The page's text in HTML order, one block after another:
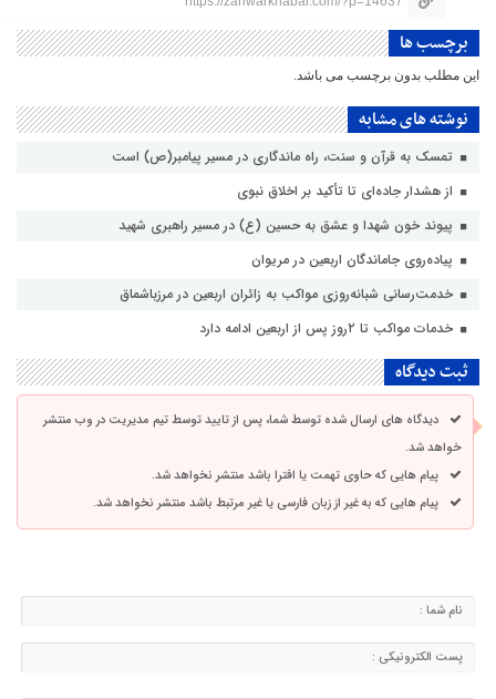
برچسب ها
این مطلب بدون برچسب می باشد.
نوشته های مشابه
تمسک به قرآن و سنت، راه ماندگاری در مسیر پیامبر(ص) است
از هشدار جاده‌ای تا تأکید بر اخلاق نبوی
پیوند خون شهدا و عشق به حسین (ع) در مسیر راهبری شهید
پیاده‌روی جاماندگان اربعین در مریوان
خدمت‌رسانی شبانه‌روزی مواکب به زائران اربعین در مرزباشماق
خدمات مواکب تا ۲روز پس از اربعین ادامه دارد
ثبت دیدگاه
دیدگاه های ارسال شده توسط شما، پس از تایید توسط تیم مدیریت در وب منتشر
خواهد شد.
پیام هایی که حاوی تهمت یا افترا باشد منتشر نخواهد شد.
پیام هایی که به غیر از زبان فارسی یا غیر مرتبط باشد منتشر نخواهد شد.